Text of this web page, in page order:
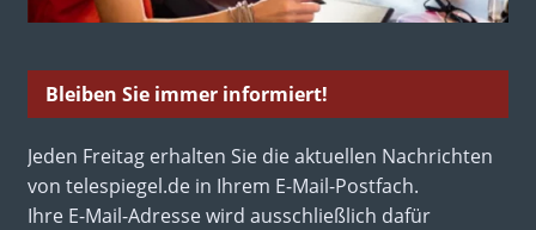
Bleiben Sie immer informiert!
Jeden Freitag erhalten Sie die aktuellen Nachrichten
von telespiegel.de in Ihrem E-Mail-Postfach.
Ihre E-Mail-Adresse wird ausschließlich dafür